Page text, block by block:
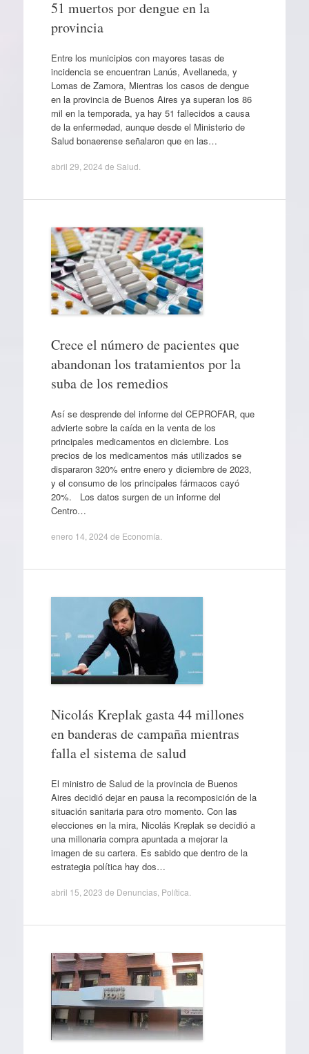
51 muertos por dengue en la
provincia
Entre los municipios con mayores tasas de
incidencia se encuentran Lanús, Avellaneda, y
Lomas de Zamora, Mientras los casos de dengue
en la provincia de Buenos Aires ya superan los 86
mil en la temporada, ya hay 51 fallecidos a causa
de la enfermedad, aunque desde el Ministerio de
Salud bonaerense señalaron que en las…
abril 29, 2024 de Salud
Crece el número de pacientes que
abandonan los tratamientos por la
suba de los remedios
Así se desprende del informe del CEPROFAR, que
advierte sobre la caída en la venta de los
principales medicamentos en diciembre. Los
precios de los medicamentos más utilizados se
dispararon 320% entre enero y diciembre de 2023,
y el consumo de los principales fármacos cayó
20%. Los datos surgen de un informe del
Centro…
enero 14, 2024 de Economía
Nicolás Kreplak gasta 44 millones
en banderas de campaña mientras
falla el sistema de salud
El ministro de Salud de la provincia de Buenos
Aires decidió dejar en pausa la recomposición de la
situación sanitaria para otro momento. Con las
elecciones en la mira, Nicolás Kreplak se decidió a
una millonaria compra apuntada a mejorar la
imagen de su cartera. Es sabido que dentro de la
estrategia política hay dos…
abril 15, 2023 de Denuncias, Política